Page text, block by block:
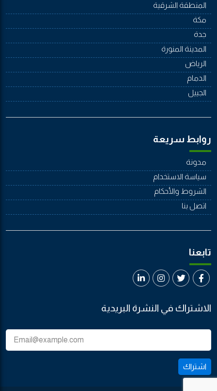
المنطقة الشرقية
مكة
جدة
المدينة المنورة
الرياض
الدمام
الجييل
روابط سريعة
مدونة
سياسة الاستخدام
الشروط والأحكام
اتصل بنا
تابعنا
الاشتراك في النشرة البريدية
اشتراك